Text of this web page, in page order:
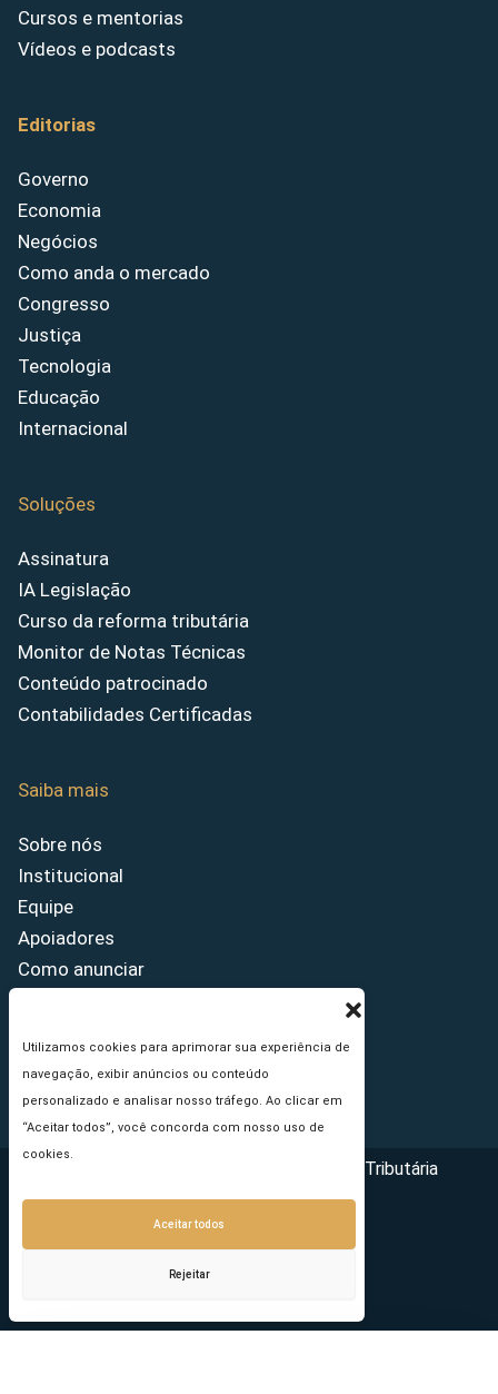
Utilizamos cookies para aprimorar sua experiência de
navegação, exibir anúncios ou conteúdo
personalizado e analisar nosso tráfego. Ao clicar em
“Aceitar todos”, você concorda com nosso uso de
cookies.
Aceitar todos
Rejeitar
Cursos e mentorias
Vídeos e podcasts
Editorias
Governo
Economia
Negócios
Como anda o mercado
Congresso
Justiça
Tecnologia
Educação
Internacional
Soluções
Assinatura
IA Legislação
Curso da reforma tributária
Monitor de Notas Técnicas
Conteúdo patrocinado
Contabilidades Certificadas
Saiba mais
Sobre nós
Institucional
Equipe
Apoiadores
Como anunciar
Princípios Editoriais
Copyright © 2026 - Portal da Reforma Tributária